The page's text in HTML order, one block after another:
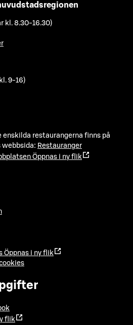
kl. 8.30-16.30)
9-16)
enskilda restaurangerna finns på
webbsida: Restauranger
Öppnas i ny flik
Öppnas i ny flik
flik